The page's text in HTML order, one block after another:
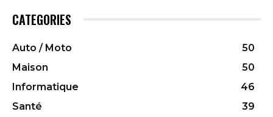
CATEGORIES
Auto / Moto
50
Maison
50
Informatique
46
Santé
39